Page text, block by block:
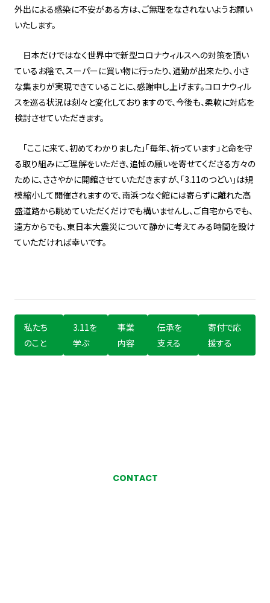
外出による感染に不安がある方は、ご無理をなされないようお願い
いたします。
日本だけではなく世界中で新型コロナウィルスへの対策を頂い
ているお陰で、スーパーに買い物に行ったり、通勤が出来たり、小さ
な集まりが実現できていることに、感謝申し上げます。コロナウィル
スを巡る状況は刻々と変化しておりますので、今後も、柔軟に対応を
検討させていただきます。
「ここに来て、初めてわかりました」「毎年、祈っています」と命を守
る取り組みにご理解をいただき、追悼の願いを寄せてくださる方々の
ために、ささやかに開館させていただきますが、「3.11のつどい」は規
模縮小して開催されますので、南浜つなぐ館には寄らずに離れた高
盛道路から眺めていただくだけでも構いませんし、ご自宅からでも、
遠方からでも、東日本大震災について静かに考えてみる時間を設け
ていただければ幸いです。
私たち
のこと
3.11を
学ぶ
事業
内容
伝承を
支える
寄付で応
援する
CONTACT